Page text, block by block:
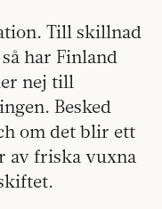
Till skillnad
har Finland
nej till
Besked
om det blir ett
av friska vuxna